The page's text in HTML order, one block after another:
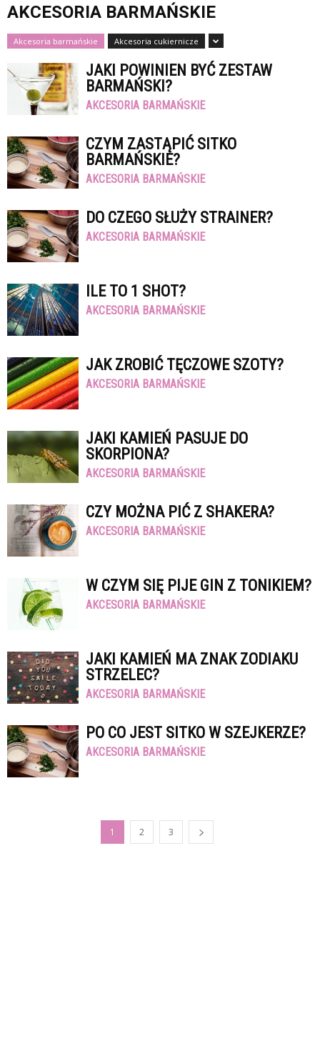
AKCESORIA BARMAŃSKIE
Akcesoria barmańskie Akcesoria cukiernicze
JAKI POWINIEN BYĆ ZESTAW
BARMAŃSKI?
AKCESORIA BARMAŃSKIE
CZYM ZASTĄPIĆ SITKO
BARMAŃSKIE?
AKCESORIA BARMAŃSKIE
DO CZEGO SŁUŻY STRAINER?
AKCESORIA BARMAŃSKIE
ILE TO 1 SHOT?
AKCESORIA BARMAŃSKIE
JAK ZROBIĆ TĘCZOWE SZOTY?
AKCESORIA BARMAŃSKIE
JAKI KAMIEŃ PASUJE DO
SKORPIONA?
AKCESORIA BARMAŃSKIE
CZY MOŻNA PIĆ Z SHAKERA?
AKCESORIA BARMAŃSKIE
W CZYM SIĘ PIJE GIN Z TONIKIEM?
AKCESORIA BARMAŃSKIE
JAKI KAMIEŃ MA ZNAK ZODIAKU
STRZELEC?
AKCESORIA BARMAŃSKIE
PO CO JEST SITKO W SZEJKERZE?
AKCESORIA BARMAŃSKIE
1 2 3